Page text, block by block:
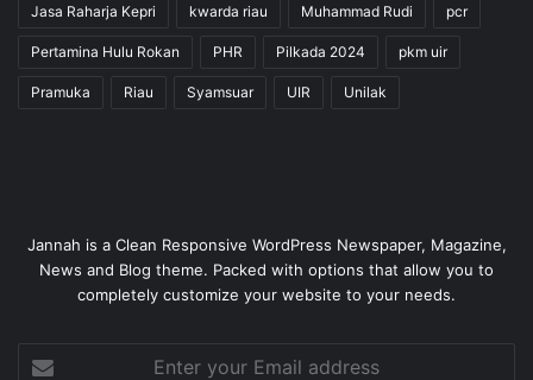
Jasa Raharja Kepri kwarda riau Muhammad Rudi pcr
Pertamina Hulu Rokan PHR Pilkada 2024 pkm uir
Pramuka Riau Syamsuar UIR Unilak
Jannah is a Clean Responsive WordPress Newspaper, Magazine,
News and Blog theme. Packed with options that allow you to
completely customize your website to your needs.